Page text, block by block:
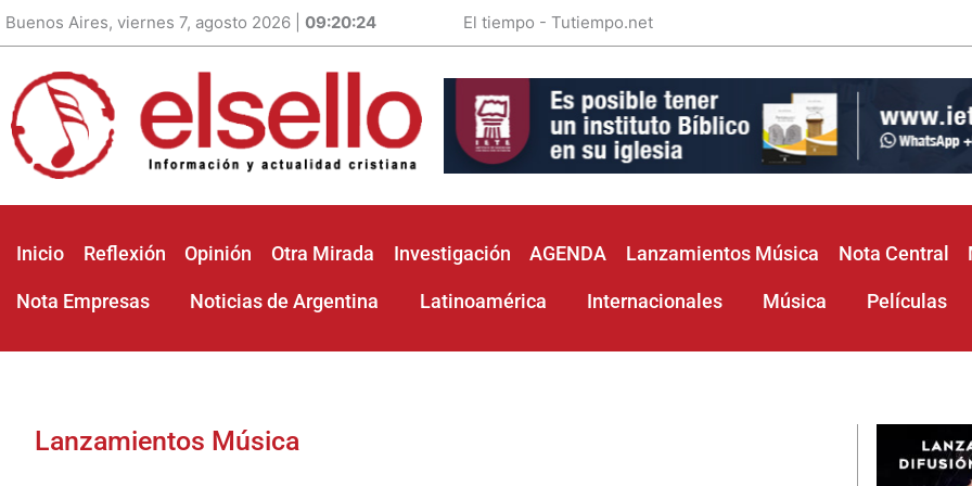
Buenos Aires, viernes 7, agosto 2026 | 09:20:26 El tiempo - Tutiempo.net
Inicio Reflexión Opinión Otra Mirada Investigación AGENDA Lanzamientos Música Nota Central
Nota Empresas Noticias de Argentina Latinoamérica Internacionales Música Películas
Lanzamientos Música